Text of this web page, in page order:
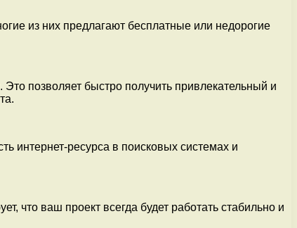
из них предлагают бесплатные или недорогие
позволяет быстро получить привлекательный и
интернет-ресурса в поисковых системах и
что ваш проект всегда будет работать стабильно и